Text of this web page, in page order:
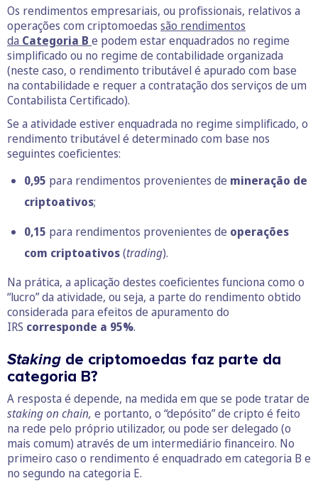
Os rendimentos empresariais, ou profissionais, relativos a
operações com criptomoedas são rendimentos
da Categoria B e podem estar enquadrados no regime
simplificado ou no regime de contabilidade organizada
(neste caso, o rendimento tributável é apurado com base
na contabilidade e requer a contratação dos serviços de um
Contabilista Certificado).
Se a atividade estiver enquadrada no regime simplificado, o
rendimento tributável é determinado com base nos
seguintes coeficientes:
0,95 para rendimentos provenientes de mineração de
criptoativos;
0,15 para rendimentos provenientes de operações
com criptoativos(trading).
Na prática, a aplicação destes coeficientes funciona como o
“lucro” da atividade, ou seja, a parte do rendimento obtido
considerada para efeitos de apuramento do
IRS corresponde a 95%.
Staking de criptomoedas faz parte da
categoria B?
A resposta é depende, na medida em que se pode tratar de
staking on chain, e portanto, o “depósito” de cripto é feito
na rede pelo próprio utilizador, ou pode ser delegado (o
mais comum) através de um intermediário financeiro. No
primeiro caso o rendimento é enquadrado em categoria B e
no segundo na categoria E.